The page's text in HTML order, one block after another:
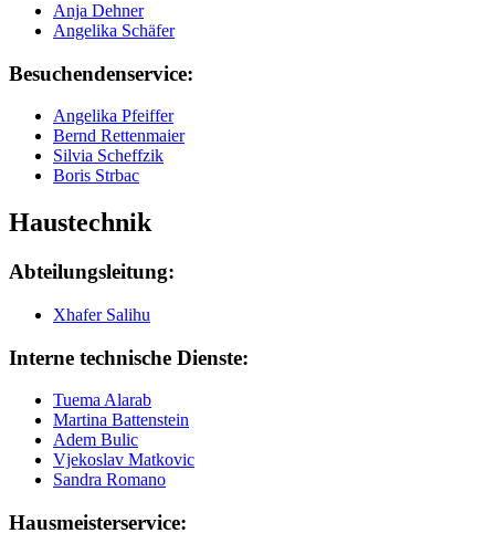
Anja Dehner
Angelika Schäfer
Besuchendenservice:
Angelika Pfeiffer
Bernd Rettenmaier
Silvia Scheffzik
Boris Strbac
Haustechnik
Abteilungsleitung:
Xhafer Salihu
Interne technische Dienste:
Tuema Alarab
Martina Battenstein
Adem Bulic
Vjekoslav Matkovic
Sandra Romano
Hausmeisterservice: